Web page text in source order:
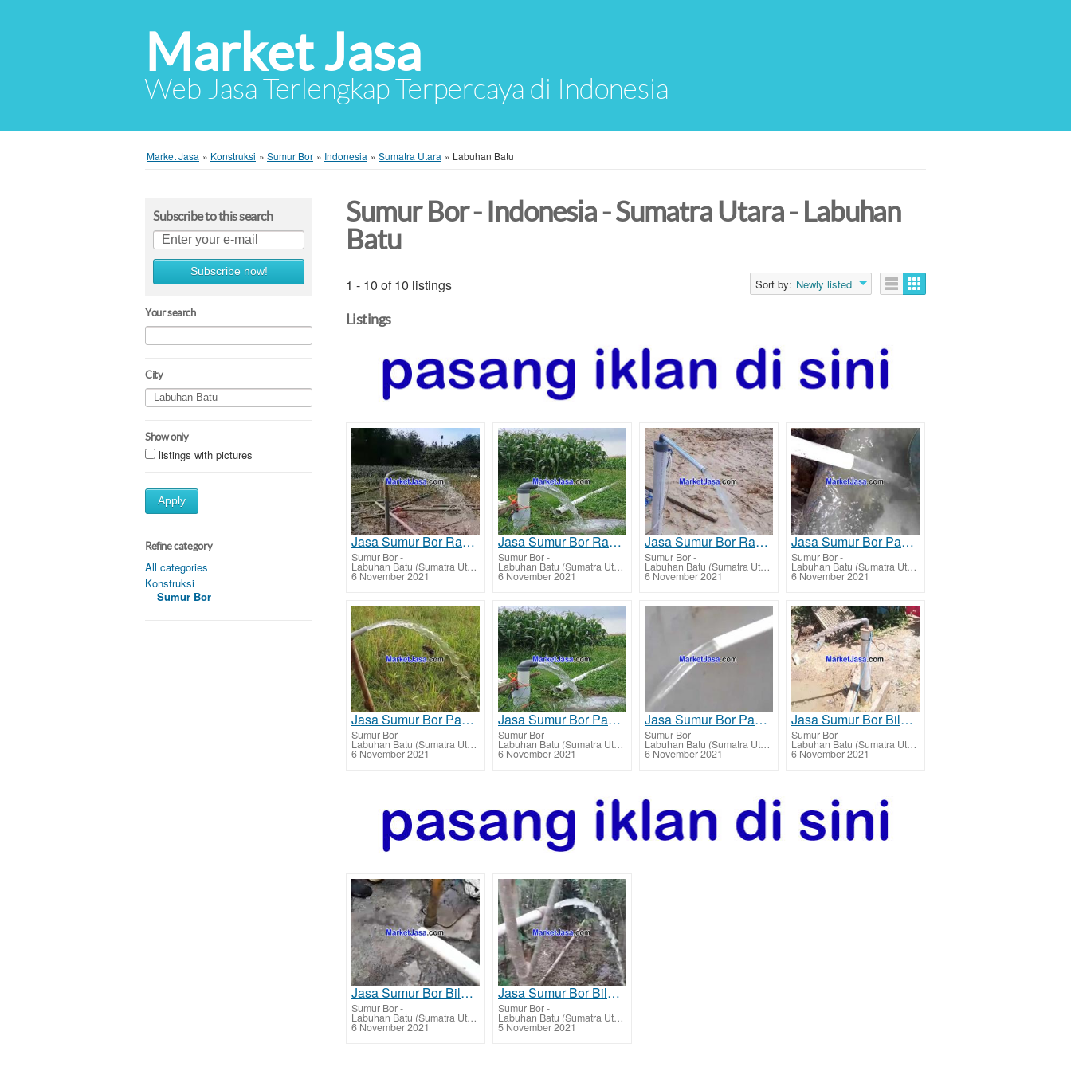
Market Jasa
Web Jasa Terlengkap Terpercaya di Indonesia
Market Jasa » Konstruksi » Sumur Bor » Indonesia » Sumatra Utara » Labuhan Batu
Subscribe to this search
Subscribe now!
Your search
City
Show only
listings with pictures
Apply
Refine category
All categories
Konstruksi
Sumur Bor
Sumur Bor - Indonesia - Sumatra Utara - Labuhan
Batu
1 - 10 of 10 listings Sort by: Newly listed
Listings
Jasa Sumur Bor Rantau Prapat - Labuhanbatu ahli tarif harga murah
Sumur Bor-
Labuhan Batu (Sumatra Utara)
6 November 2021
Jasa Sumur Bor Rantau Selatan - Labuhanbatu ahli tarif harga murah
Sumur Bor-
Labuhan Batu (Sumatra Utara)
6 November 2021
Jasa Sumur Bor Rantau Utara - Labuhanbatu ahli tarif harga murah
Sumur Bor-
Labuhan Batu (Sumatra Utara)
6 November 2021
Jasa Sumur Bor Panai Tengah - Labuhanbatu ahli tarif harga murah
Sumur Bor-
Labuhan Batu (Sumatra Utara)
6 November 2021
Jasa Sumur Bor Panai Hulu - Labuhanbatu ahli tarif harga murah
Sumur Bor-
Labuhan Batu (Sumatra Utara)
6 November 2021
Jasa Sumur Bor Panai Hilir - Labuhanbatu ahli tarif harga murah
Sumur Bor-
Labuhan Batu (Sumatra Utara)
6 November 2021
Jasa Sumur Bor Pangkatan - Labuhanbatu ahli tarif harga murah
Sumur Bor-
Labuhan Batu (Sumatra Utara)
6 November 2021
Jasa Sumur Bor Bilah Hulu - Labuhanbatu ahli tarif harga murah
Sumur Bor-
Labuhan Batu (Sumatra Utara)
6 November 2021
Jasa Sumur Bor Bilah Hilir - Labuhanbatu ahli tarif harga murah
Sumur Bor-
Labuhan Batu (Sumatra Utara)
6 November 2021
Jasa Sumur Bor Bilah Barat - Labuhanbatu ahli tarif harga murah
Sumur Bor-
Labuhan Batu (Sumatra Utara)
5 November 2021